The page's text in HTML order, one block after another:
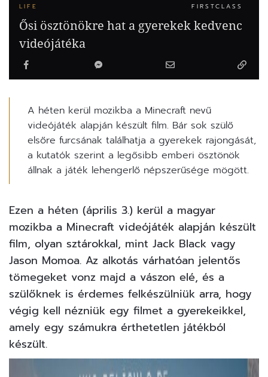
LIFE FIRSTCLASS
Ősi ösztönökre hat a gyerekek kedvenc
videójátéka
A héten kerül mozikba a Minecraft nevű
videójáték alapján készült film. Bár sok szülő
elsőre furcsának találhatja a gyerekek rajongását,
a kutatók szerint a legősibb emberi ösztönök
állnak a játék lehengerlő népszerűsége mögött.
Ezen a héten (április 3.) kerül a magyar
mozikba a Minecraft videójáték alapján készült
film, olyan sztárokkal, mint Jack Black vagy
Jason Momoa. Az alkotás várhatóan jelentős
tömegeket vonz majd a vászon elé, és a
szülőknek is érdemes felkészülniük arra, hogy
végig kell nézniük egy filmet a gyerekeikkel,
amely egy számukra érthetetlen játékból
készült.